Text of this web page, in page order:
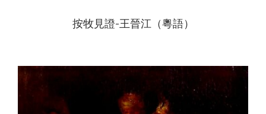
按牧見證-王晉江（粵語）